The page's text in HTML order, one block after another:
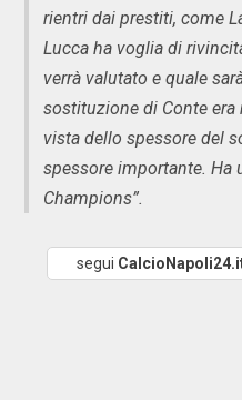
rientri dai prestiti, come
Lucca ha voglia di
verrà valutato e quale
sostituzione di Conte
vista dello spessore del
spessore importante.
Champions”.
segui